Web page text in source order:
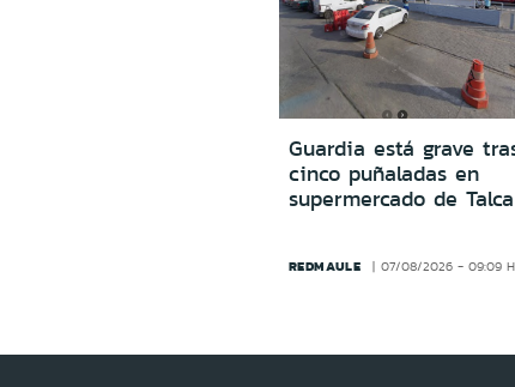
Guardia está grave
cinco puñaladas en
supermercado de Talca
REDMAULE 07/08/2026 - 09:09